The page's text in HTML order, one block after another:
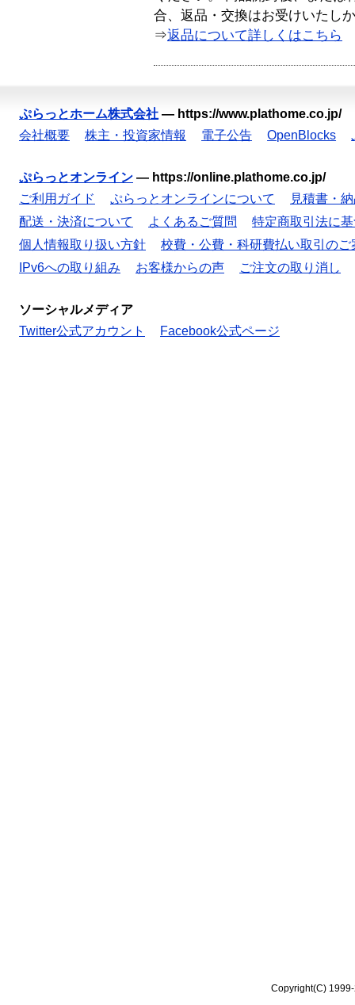
合、返品・交換はお受けいたし
⇒返品について詳しくはこちら
ぷらっとホーム株式会社 — https://www.plathome.co.jp/
会社概要
株主・投資家情報 電子公告 OpenBlocks
ぷらっとオンライン — https://online.plathome.co.jp/
ご利用ガイド
ぷらっとオンラインについて
見積書・
配送・決済について
よくあるご質問
特定商取引法に
個人情報取り扱い方針
校費・公費・科研費払い取引のご
IPv6への取り組み
お客様からの声 ご注文の取り消し
ソーシャルメディア
Twitter公式アカウント
Facebook公式ページ
Copyright(C)